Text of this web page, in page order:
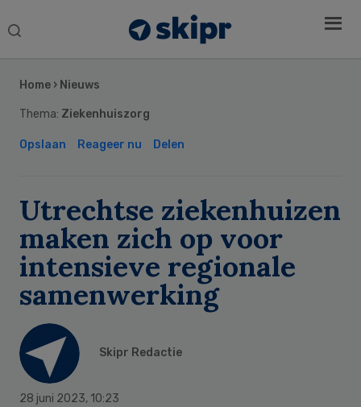
Search
Home › Nieuws
Thema: Ziekenhuiszorg
Opslaan Reageer nu Delen
Utrechtse ziekenhuizen
maken zich op voor
intensieve regionale
samenwerking
Skipr Redactie
28 juni 2023, 10:23
Sidebar